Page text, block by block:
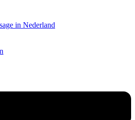
in Nederland